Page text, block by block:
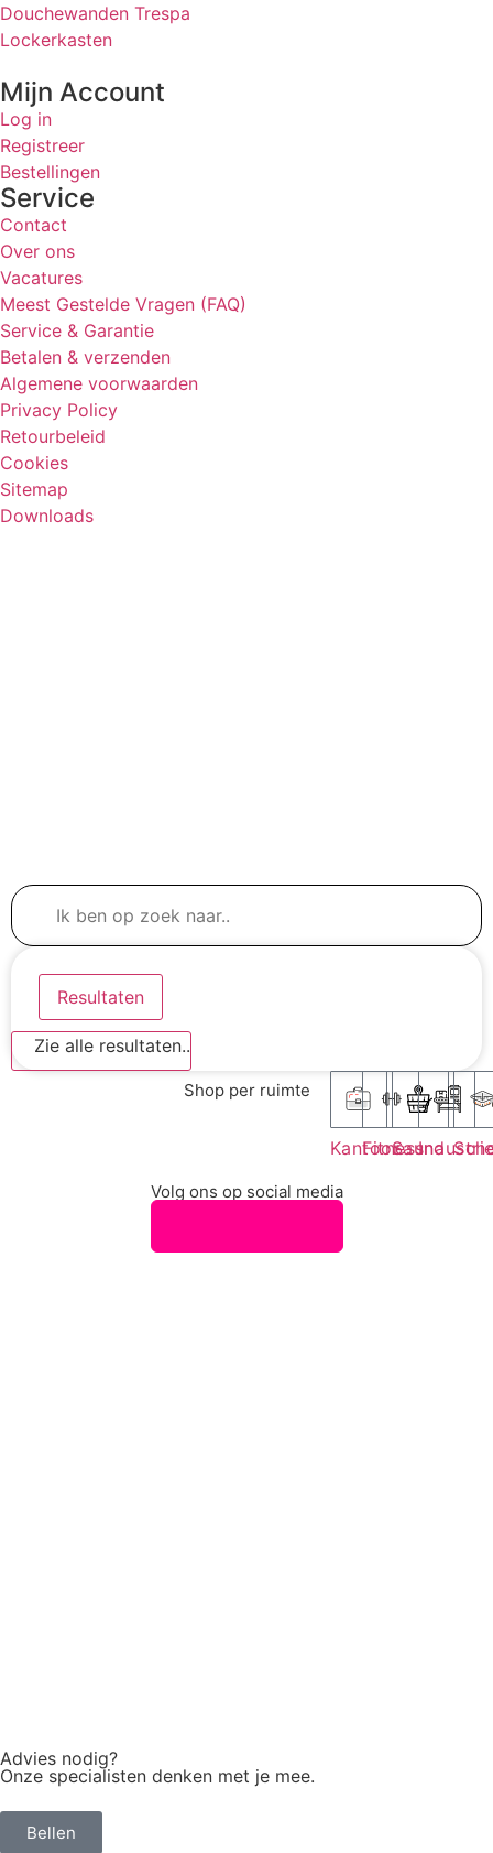
Douchewanden Trespa
Lockerkasten
Mijn Account
Log in
Registreer
Bestellingen
Service
Contact
Over ons
Vacatures
Meest Gestelde Vragen (FAQ)
Service & Garantie
Betalen & verzenden
Algemene voorwaarden
Privacy Policy
Retourbeleid
Cookies
Sitemap
Downloads
Resultaten
Zie alle resultaten..
Shop per ruimte
Kantoor
Fitness
Sauna
Volg ons op social media
Advies nodig?
Onze specialisten denken met je mee.
Bellen